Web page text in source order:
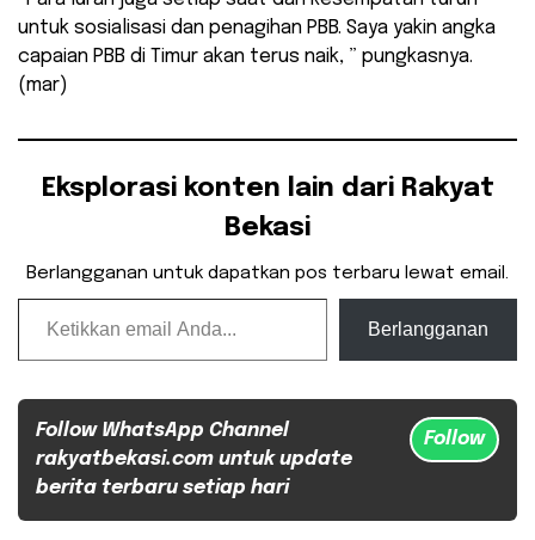
untuk sosialisasi dan penagihan PBB. Saya yakin angka
capaian PBB di Timur akan terus naik, ” pungkasnya.
(mar)
Eksplorasi konten lain dari Rakyat
Bekasi
Berlangganan untuk dapatkan pos terbaru lewat email.
Ketikkan email Anda...
Berlangganan
Follow WhatsApp Channel
rakyatbekasi.com untuk update
berita terbaru setiap hari
Follow